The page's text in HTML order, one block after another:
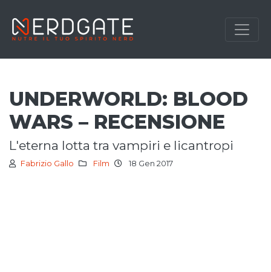
UNDERWORLD: BLOOD
WARS – RECENSIONE
l'eterna lotta tra vampiri e licantropi
Fabrizio Gallo Film 18 Gen 2017